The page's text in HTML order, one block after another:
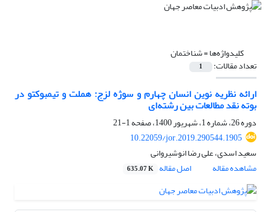
کلیدواژه‌ها =شناختمان
تعداد مقالات: 1
ارائه نظریه نوین انسان چهارم و سوژه لزج: هملت و تیمبوکتو در
بوته نقد مطالعات بین رشته‌ای
دوره 26، شماره 1، شهریور 1400، صفحه
1-21
10.22059/jor.2019.290544.1905
سعید اسدی، علی رضا انوشیروانی
مشاهده مقاله
اصل مقاله 635.07 K